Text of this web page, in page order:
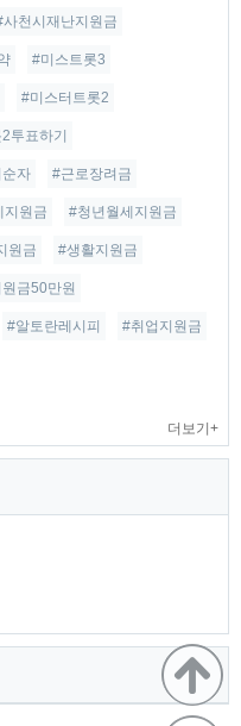
사천시재난지원금
#미스트롯3
#미스터트롯2
투표하기
자 #근로장려금
지원금 #청년월세지원금
원금 #생활지원금
금50만원
#알토란레시피 #취업지원금
더보기+